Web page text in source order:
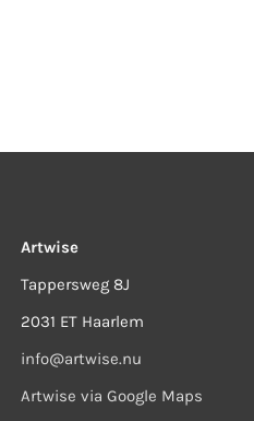
Artwise
Tappersweg 8J
2031 ET Haarlem
info@artwise.nu
Artwise via Google Maps